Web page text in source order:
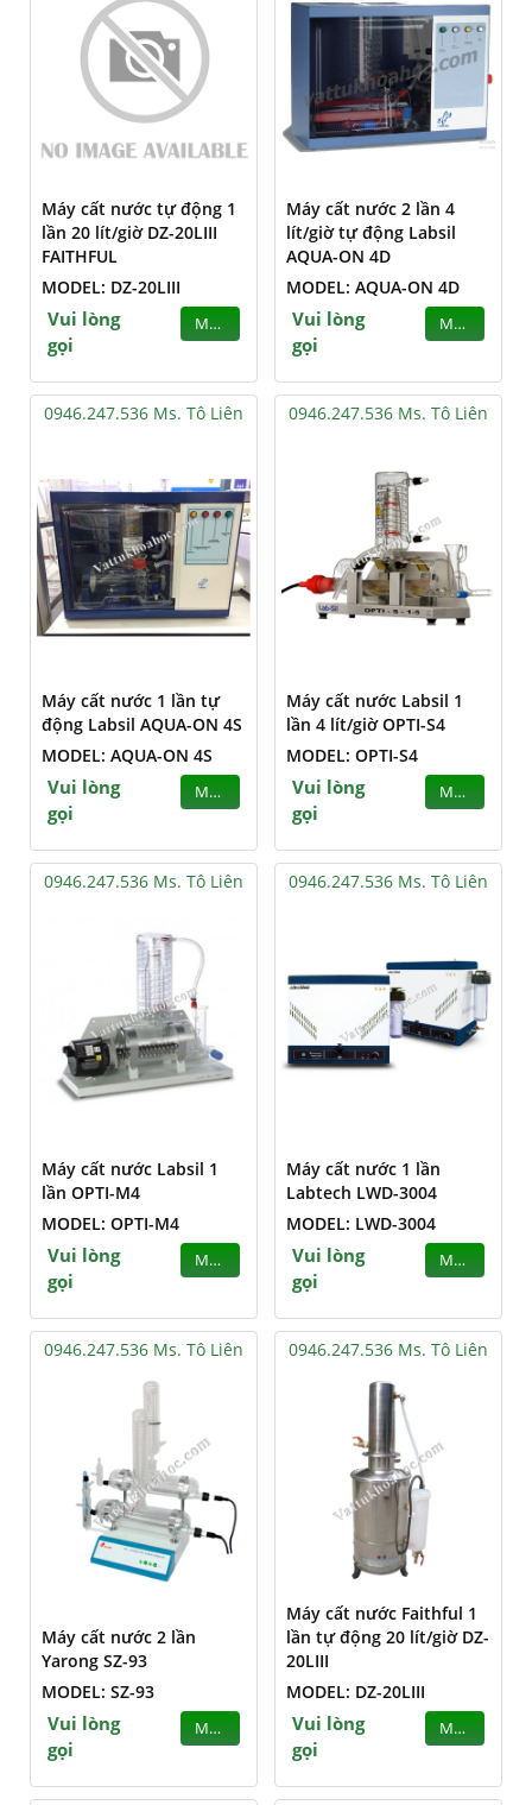
Máy cất nước tự động 1
lần 20 lít/giờ DZ-20LIII
FAITHFUL
MODEL: DZ-20LIII
Vui lòng
gọi
MUA
Máy cất nước 2 lần 4
lít/giờ tự động Labsil
AQUA-ON 4D
MODEL: AQUA-ON 4D
Vui lòng
gọi
MUA
0946.247.536 Ms. Tô Liên
Máy cất nước 1 lần tự
động Labsil AQUA-ON 4S
MODEL: AQUA-ON 4S
Vui lòng
gọi
MUA
0946.247.536 Ms. Tô Liên
Máy cất nước Labsil 1
lần 4 lít/giờ OPTI-S4
MODEL: OPTI-S4
Vui lòng
gọi
MUA
0946.247.536 Ms. Tô Liên
Máy cất nước Labsil 1
lần OPTI-M4
MODEL: OPTI-M4
Vui lòng
gọi
MUA
0946.247.536 Ms. Tô Liên
Máy cất nước 1 lần
Labtech LWD-3004
MODEL: LWD-3004
Vui lòng
gọi
MUA
0946.247.536 Ms. Tô Liên
Máy cất nước 2 lần
Yarong SZ-93
MODEL: SZ-93
Vui lòng
gọi
MUA
0946.247.536 Ms. Tô Liên
Máy cất nước Faithful 1
lần tự động 20 lít/giờ DZ-
20LIII
MODEL: DZ-20LIII
Vui lòng
gọi
MUA